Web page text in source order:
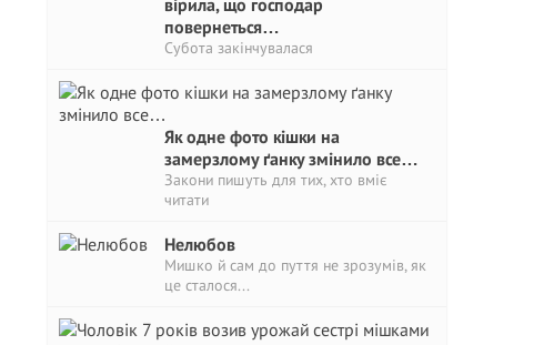
вірила, що господар
повернеться…
Субота закінчувалася
Як одне фото кішки на
замерзлому ґанку змінило все…
Закони пишуть для тих, хто вміє
читати
Нелюбов
Мишко й сам до пуття не зрозумів, як
це сталося...